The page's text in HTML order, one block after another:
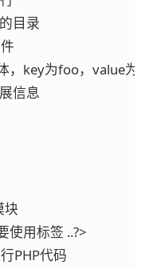
目录
，key为foo，value为
信息
块
使用标签 ..?>
PHP代码